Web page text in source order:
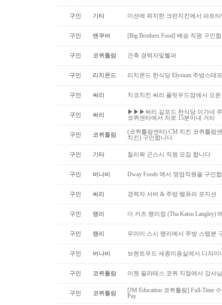
구인 기타 미션에 위치한 크런치킨에서 파트
구인 밴쿠버 [Big Brothers Food] 배송 직원 구인
구인 코퀴틀람 건축 경력자및헬퍼
구인 리치몬드 리치몬드 한식당 Elysium 주방스태
구인 써리 치코치킨 써리 플릿우드점에서 오
구인 써리
▶▶▶써리 길포드 한식당 이가네
코퀴센타에서 차로 15분이내 거리
구인 코퀴틀람
(코퀴틀람센터) CM 치킨 코퀴틀람
치킨) 구인합니다.
구인 기타 칠리왁 곤스시 직원 모집 합니다
구인 버나비 Dway Foods 에서 영업직원을 구인
구인 써리 경력자 서버 & 주방 템퓨라 포지션
구인 랭리 더 카츠 랭리점 (Tha Katsu Langley)
구인 랭리 우마미 스시 랭리에서 주방 스텝분
구인 버나비 브렌트우드 세종미용실에서 디자이
구인 코퀴틀람 이젠 필라테스 코퀴 지점에서 강사
구인 코퀴틀람
[JM Education 코퀴틀람] Full-Time
Pay